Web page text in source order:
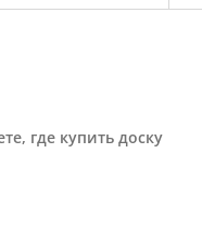
где купить доску